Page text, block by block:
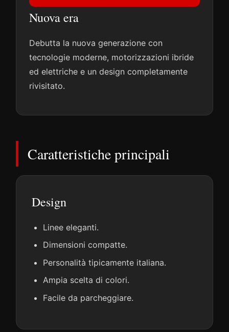
Nuova era
Debutta la nuova generazione con
tecnologie moderne, motorizzazioni ibride
ed elettriche e un design completamente
rivisitato.
Caratteristiche principali
Design
Linee eleganti.
Dimensioni compatte.
Personalità tipicamente italiana.
Ampia scelta di colori.
Facile da parcheggiare.